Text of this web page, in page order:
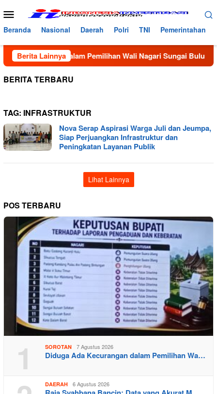
ke
konten
Menu
Mobile
Beranda Nasional Daerah Polri TNI Pemerintahan
Berita Lainnya
Kecurangan dalam Pemilihan Wali Nagari Sungai Buluah
BERITA TERBARU
TAG: INFRASTRUKTUR
Nova Serap Aspirasi Warga Juli dan Jeumpa,
Siap Perjuangkan Infrastruktur dan
Peningkatan Layanan Publik
Lihat Lainnya
POS TERBARU
1 SOROTAN 7 Agustus 2026
Diduga Ada Kecurangan dalam Pemilihan Wa…
DAERAH 6 Agustus 2026